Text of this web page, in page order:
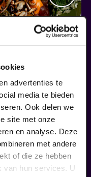
advertenties te
media te bieden
Ook delen we
site met onze
en analyse. Deze
met andere
of die ze hebben
van hun services. U